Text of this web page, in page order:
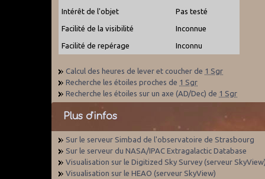
Intérêt de l'objet Pas testé
Facilité de la visibilité Inconnue
Facilité de repérage Inconnu
Calcul des heures de lever et coucher de 1 Sgr
Recherche les étoiles proches de 1 Sgr
Recherche les étoiles sur un axe (AD/Dec) de 1 Sgr
Plus d'infos
Sur le serveur Simbad de l'observatoire de Strasbourg
Sur le serveur du NASA/IPAC Extragalactic Database
Visualisation sur le Digitized Sky Survey (serveur
Visualisation sur le HEAO (serveur SkyView)